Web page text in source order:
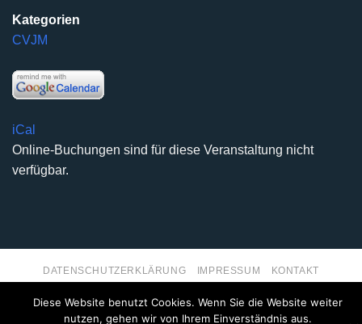
Kategorien
CVJM
iCal
Online-Buchungen sind für diese Veranstaltung nicht
verfügbar.
DATENSCHUTZERKLÄRUNG IMPRESSUM KONTAKT
kleinzweidrei Kommunikationsdesign
Diese Website benutzt Cookies. Wenn Sie die Website weiter
nutzen, gehen wir von Ihrem Einverständnis aus.